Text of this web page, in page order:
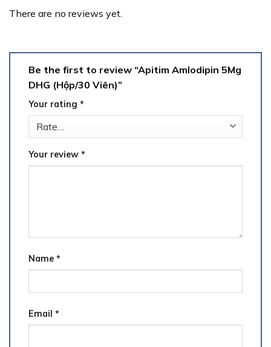
There are no reviews yet.
Be the first to review “Apitim Amlodipin 5Mg
DHG (Hộp/30 Viên)”
Your rating *
Your review *
Name *
Email *